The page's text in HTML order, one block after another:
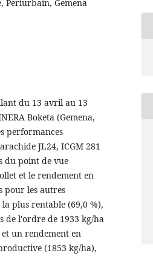
Periurbain, Gemena
du 13 avril au 13
Boketa (Gemena,
performances
JL24, ICGM 281
du point de vue
et le rendement en
pour les autres
plus rentable (69,0 %),
de l'ordre de 1933 kg/ha
et un rendement en
(1853 kg/ha),